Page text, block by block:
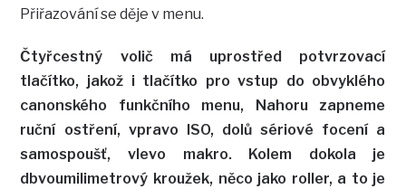
Přiřazování se děje v menu.
Čtyřcestný volič má uprostřed potvrzovací
tlačítko, jakož i tlačítko pro vstup do obvyklého
canonského funkčního menu, Nahoru zapneme
ruční ostření, vpravo ISO, dolů sériové focení a
samospoušť, vlevo makro. Kolem dokola je
dbvoumilimetrový kroužek, něco jako roller, a to je